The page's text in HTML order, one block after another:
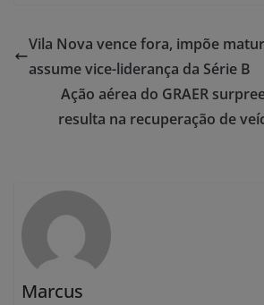
Vila Nova vence fora, impõe
assume vice-liderança da Série B
Ação aérea do GRAER
resulta na recuperação de
Marcus